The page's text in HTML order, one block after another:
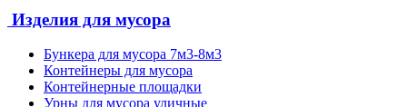
Изделия для мусора
Бункера для мусора 7м3-8м3
Контейнеры для мусора
Контейнерные площадки
Урны для мусора уличные